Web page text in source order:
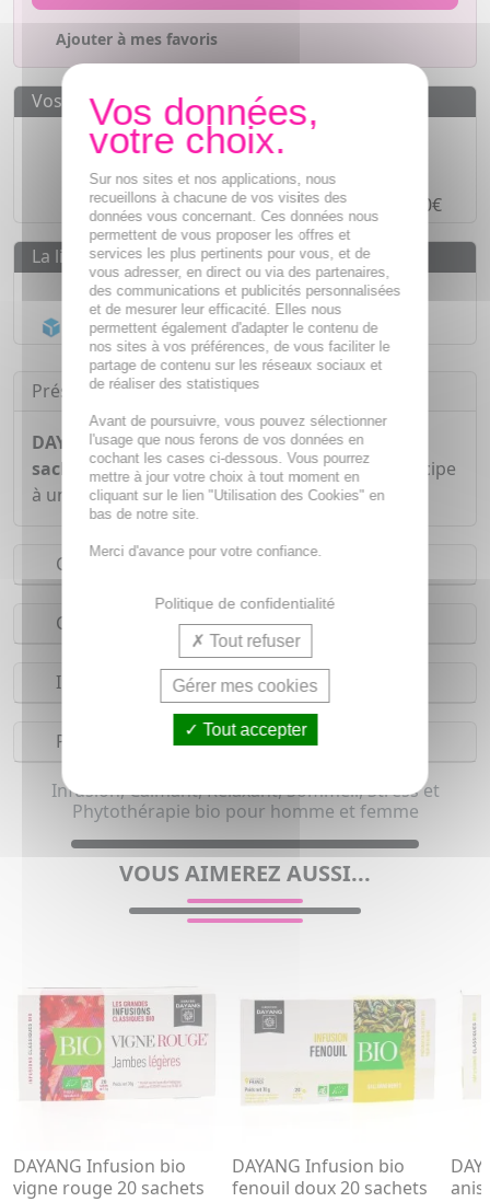
Ajouter à mes favoris
Vos avantages
Des prixIMBATTABLES
Paiement en ligne
SÉCURISÉ
Paiement en4 fois sans fraisà partir de 30€
La livraison
Livraison gratuite dès55€
Acheminement Chronoposten 24h*
Présentation
DAYANG Infusion bio sommeil détente 20
sachetsjoue un rôle dans la relaxation. et participe
à un sommeil de qualité
Conseils d'utilisation
Composition
Indications
Précautions
Infusion, Calmant, Relaxant, Sommeil, Stress et
Phytothérapie bio pour homme et femme
VOUS AIMEREZ AUSSI...
DAYANG Infusion bio
vigne rouge 20 sachets
DAYANG Infusion bio
fenouil doux 20 sachets
anis
Sur nos sites et nos applications, nous
recueillons à chacune de vos visites des
données vous concernant. Ces données nous
permettent de vous proposer les offres et
services les plus pertinents pour vous, et de
vous adresser, en direct ou via des partenaires,
des communications et publicités personnalisées
et de mesurer leur efficacité. Elles nous
permettent également d'adapter le contenu de
nos sites à vos préférences, de vous faciliter le
partage de contenu sur les réseaux sociaux et
de réaliser des statistiques
Avant de poursuivre, vous pouvez sélectionner
l'usage que nous ferons de vos données en
cochant les cases ci-dessous. Vous pourrez
mettre à jour votre choix à tout moment en
cliquant sur le lien "Utilisation des Cookies" en
bas de notre site.
Merci d'avance pour votre confiance.
Politique de confidentialité
Tout refuser
Gérer mes cookies
Tout accepter